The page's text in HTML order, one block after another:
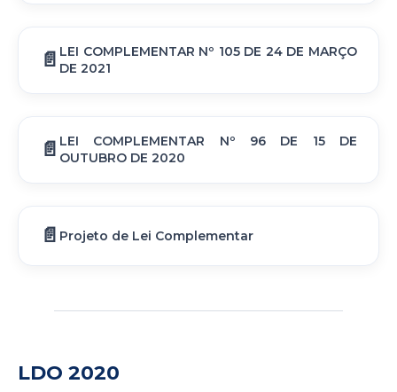
LEI COMPLEMENTAR Nº 105 DE 24 DE MARÇO
DE 2021
LEI COMPLEMENTAR Nº 96 DE 15 DE
OUTUBRO DE 2020
Projeto de Lei Complementar
LDO 2020